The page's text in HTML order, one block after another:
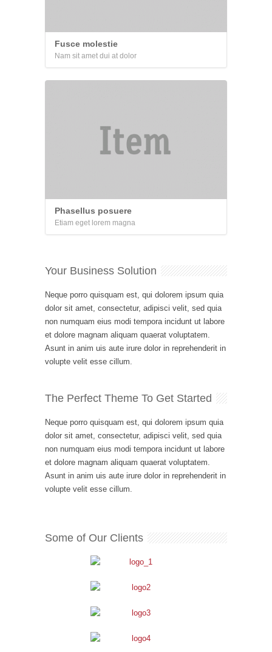
Fusce molestie
Nam sit amet dui at dolor
Phasellus posuere
Etiam eget lorem magna
Your Business Solution
Neque porro quisquam est, qui dolorem ipsum quia
dolor sit amet, consectetur, adipisci velit, sed quia
non numquam eius modi tempora incidunt ut labore
et dolore magnam aliquam quaerat voluptatem.
Asunt in anim uis aute irure dolor in reprehenderit in
volupte velit esse cillum.
The Perfect Theme To Get Started
Neque porro quisquam est, qui dolorem ipsum quia
dolor sit amet, consectetur, adipisci velit, sed quia
non numquam eius modi tempora incidunt ut labore
et dolore magnam aliquam quaerat voluptatem.
Asunt in anim uis aute irure dolor in reprehenderit in
volupte velit esse cillum.
Some of Our Clients